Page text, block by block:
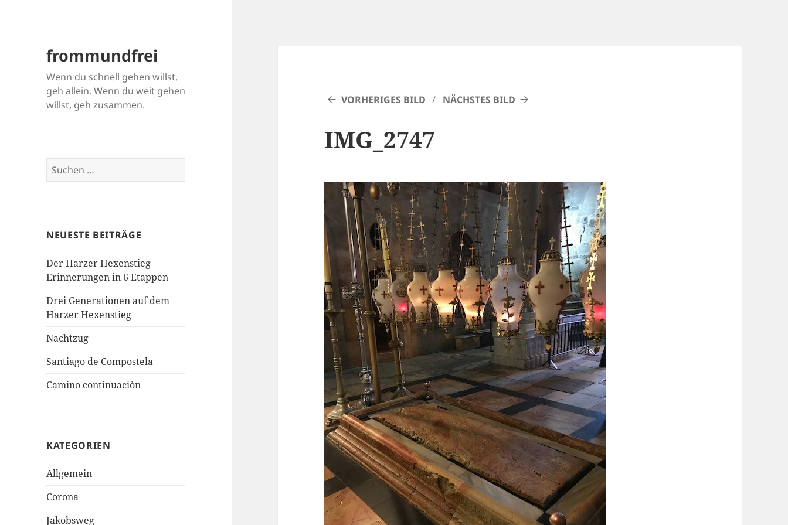
frommundfrei
Wenn du schnell gehen willst,
geh allein. Wenn du weit gehen
willst, geh zusammen.
Suchen
nach:
NEUESTE BEITRÄGE
Der Harzer Hexenstieg
Erinnerungen in 6 Etappen
Drei Generationen auf dem
Harzer Hexenstieg
Nachtzug
Santiago de Compostela
Camino continuaciòn
KATEGORIEN
Allgemein
Corona
Jakobsweg
VORHERIGES BILD NÄCHSTES BILD
IMG_2747